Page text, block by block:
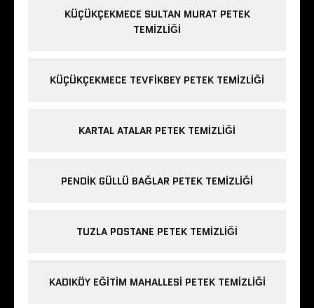
KÜÇÜKÇEKMECE SULTAN MURAT PETEK
TEMIZLIĞI
KÜÇÜKÇEKMECE TEVFIKBEY PETEK TEMIZLIĞI
KARTAL ATALAR PETEK TEMIZLIĞI
PENDIK GÜLLÜ BAĞLAR PETEK TEMIZLIĞI
TUZLA POSTANE PETEK TEMIZLIĞI
KADIKÖY EĞITIM MAHALLESI PETEK TEMIZLIĞI